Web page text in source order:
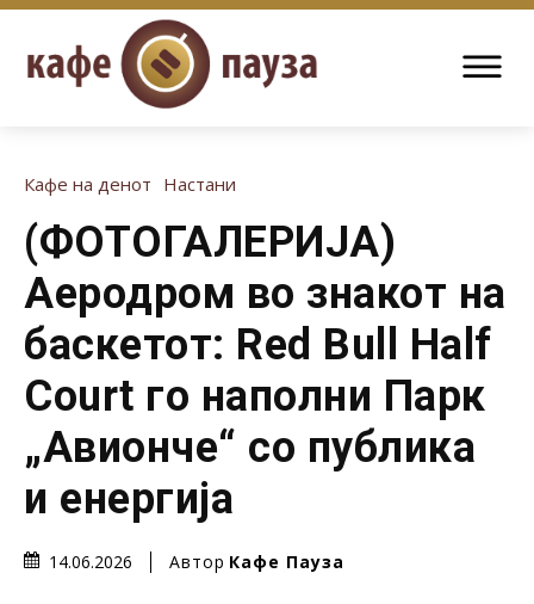
Кафе на денот Настани
(ФОТОГАЛЕРИЈА)
Аеродром во знакот на
баскетот: Red Bull Half
Court го наполни Парк
„Авионче“ со публика
и енергија
14.06.2026 Автор Кафе Пауза